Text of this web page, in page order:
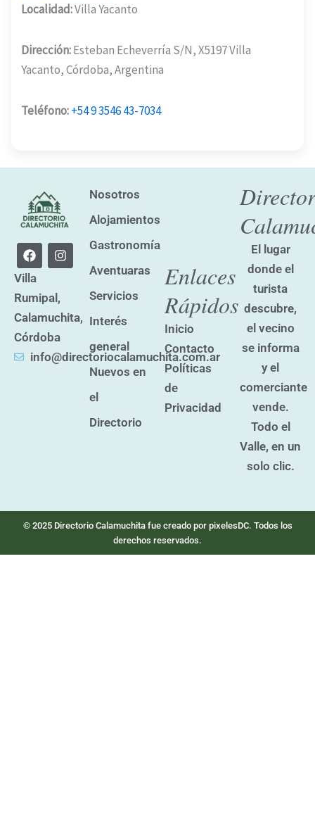
Localidad:Villa Yacanto
Dirección:Esteban Echeverría S/N, X5197 Villa
Yacanto, Córdoba, Argentina
Teléfono:+54 9 3546 43-7034
F
a
c
e
b
o
o
k
I
n
s
a
g
r
a
m
Villa
Rumipal,
Calamuchita,
Córdoba
info@directoriocalamuchita.com.ar
Nosotros
Alojamientos
Gastronomía
Aventuaras
Servicios
Interés
general
Nuevos en
el
Directorio
Enlaces
Rápidos
Inicio
Contacto
Políticas
de
Privacidad
El lugar
donde el
turista
descubre,
el vecino
se informa
y el
comerciante
vende.
Todo el
Valle, en un
solo clic.
© 2025 Directorio Calamuchita fue creado por pixelesDC. Todos los
derechos reservados.